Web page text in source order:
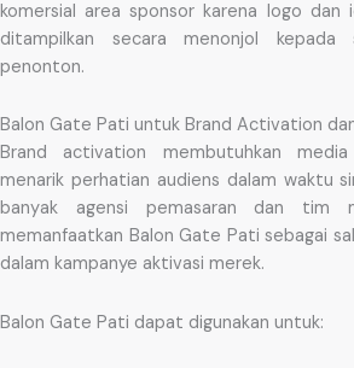
komersial area sponsor karena logo
ditampilkan secara menonjol
penonton.
Balon Gate Pati untuk Brand Activation
Brand activation membutuhkan
menarik perhatian audiens dalam waktu
banyak agensi pemasaran dan tim
memanfaatkan Balon Gate Pati sebagai
dalam kampanye aktivasi merek.
Balon Gate Pati dapat digunakan untuk: